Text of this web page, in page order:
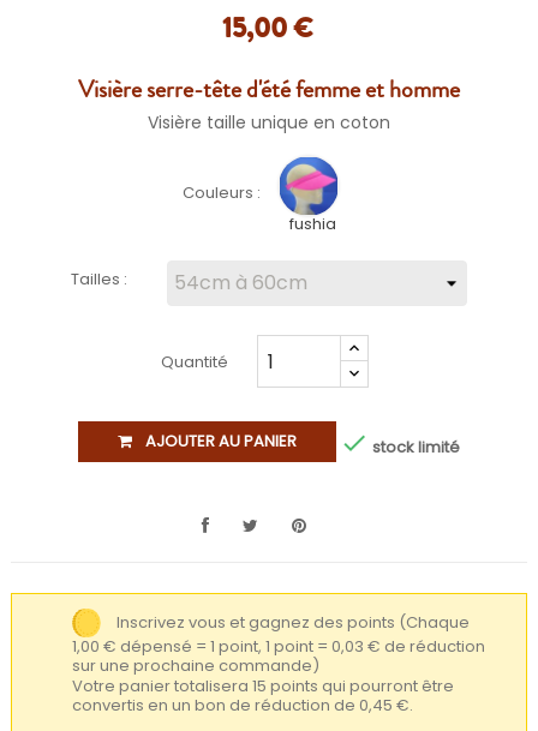
15,00 €
Visière serre-tête d'été femme et homme
Visière taille unique en coton
Couleurs :
fushia
Tailles :
Quantité
AJOUTER AU PANIER  stock limité
Inscrivez vous et gagnez des points (Chaque
1,00 € dépensé = 1 point, 1 point = 0,03 € de réduction
sur une prochaine commande)
Votre panier totalisera 15 points qui pourront être
convertis en un bon de réduction de 0,45 €.